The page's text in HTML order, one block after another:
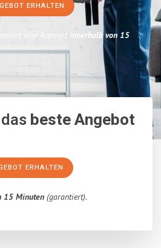
ERHALTEN
eine Antwort innerhalb von 15
beste Angebot
ERHALTEN
15 Minuten(garantiert).